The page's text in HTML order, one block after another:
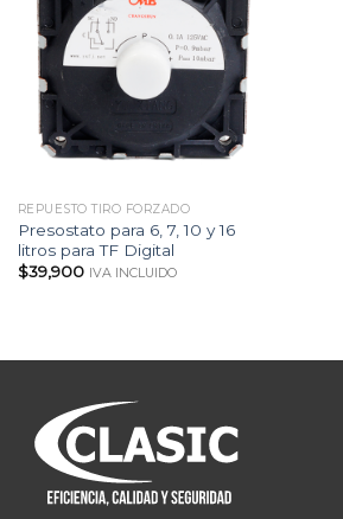
REPUESTO TIRO FORZADO
Presostato para 6, 7, 10 y 16
litros para TF Digital
$39,900 IVA INCLUIDO